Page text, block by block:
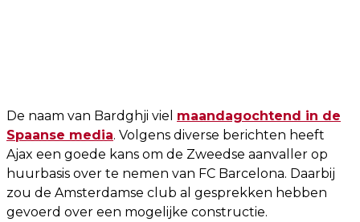
De naam van Bardghji viel maandagochtend in de
Spaanse media. Volgens diverse berichten heeft
Ajax een goede kans om de Zweedse aanvaller op
huurbasis over te nemen van FC Barcelona. Daarbij
zou de Amsterdamse club al gesprekken hebben
gevoerd over een mogelijke constructie.